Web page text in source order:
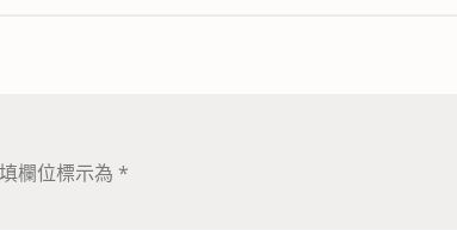
欄位標示為 *